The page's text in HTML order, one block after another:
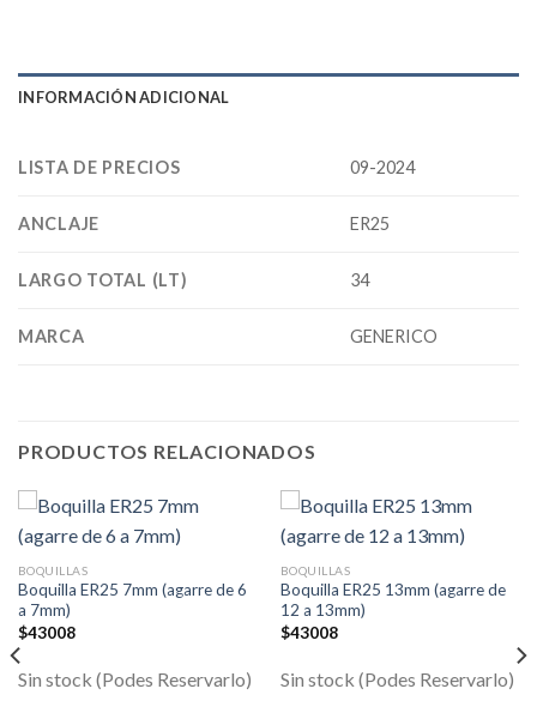
INFORMACIÓN ADICIONAL
LISTA DE PRECIOS 09-2024
ANCLAJE ER25
LARGO TOTAL (LT) 34
MARCA GENERICO
PRODUCTOS RELACIONADOS
BOQUILLAS
Boquilla ER25 7mm (agarre de 6
a 7mm)
$43008
Sin stock (Podes Reservarlo)
BOQUILLAS
Boquilla ER25 13mm (agarre de
12 a 13mm)
$43008
Sin stock (Podes Reservarlo)